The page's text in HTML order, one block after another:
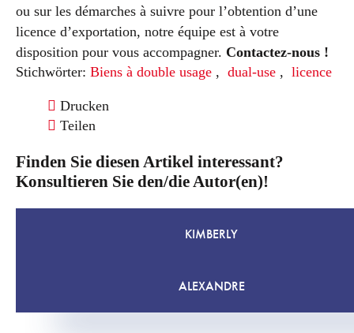
ou sur les démarches à suivre pour l’obtention d’une
licence d’exportation, notre équipe est à votre
disposition pour vous accompagner. Contactez-nous !
Stichwörter: Biens à double usage , dual-use , licence
Drucken
Teilen
Finden Sie diesen Artikel interessant?
Konsultieren Sie den/die Autor(en)!
KIMBERLY
ALEXANDRE